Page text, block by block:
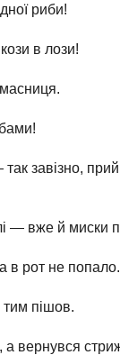
риби!
в лози!
завізно,
— вже й миски
в рот не попало.
пішов.
а вернувся